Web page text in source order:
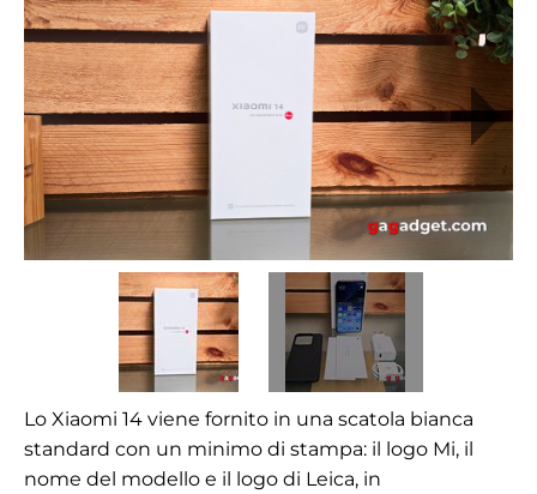
Lo Xiaomi 14 viene fornito in una scatola bianca
standard con un minimo di stampa: il logo Mi, il
nome del modello e il logo di Leica, in